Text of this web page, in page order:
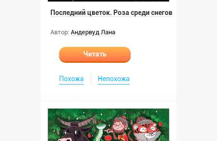
Последний цветок. Роза среди снегов
Автор: Андервуд Лана
Читать
Похожа Непохожа